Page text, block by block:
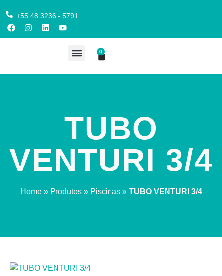
+55 48 3236 - 5791
0
TUBO
VENTURI 3/4
Home» Produtos» Piscinas» TUBO VENTURI 3/4